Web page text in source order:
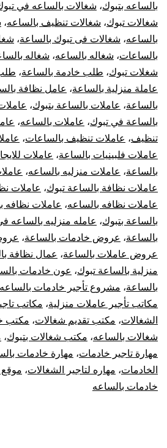
بالساعه بتبوك، شغالات بالساعه في
شغالات تبوك، شغالات تنظيف بالساعه،
بالساعه، شغالات فى تبوك بالساعة،
بالساعات، شغاله بالساعه، شغاله
شغلات تبوك، طلب خادمة بالساعة،
عاملة منزلية بالساعة، عامل نظافة
بالساعة، عاملات بالساعة بتبوك،
بالساعة في تبوك، عاملات بالساعه،
تنظيف، عاملات تنظيف بالساعات،
عاملات فلبينيات بالساعة، عاملات
بالساعة، عاملات منزليه بالساعه،
عاملات نظافة بالساعة تبوك، عاملات
عاملات نظافه بالساعه، عاملات نظافه
بالساعة بتبوك، عامله منزليه بالساعه
بالساعة، عروض خادمات بالساعة،
عروض عاملات بالساعة، عمال نظافة
منزلية بالساعة تبوك، عون خادمات
بالساعة، مشروع تأجير خادمات بالساعه
مكاتب تأجير عاملات منزلية، مكاتب
الشغالات، مكتب تقديم شغالات، مكتب
شغالات بالساعه، مكتب شغالات بتبوك،
مهارة تاجير خادمات، مهارة خادمات
الخادمات، مهاره لتاجير الشغالات، موقع
خادمات بالساعه